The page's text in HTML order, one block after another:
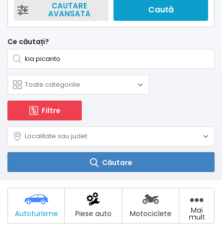
CAUTARE
AVANSATA Caută
Ce căutați?
Filtre
Căutare
Autoturisme Piese auto Motociclete Mai
mult